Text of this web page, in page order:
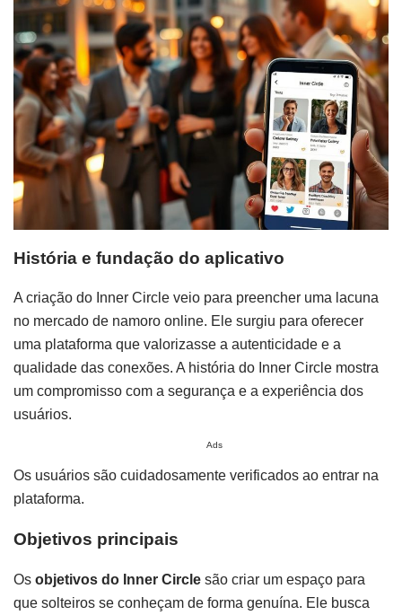
História e fundação do aplicativo
A criação do Inner Circle veio para preencher uma lacuna
no mercado de namoro online. Ele surgiu para oferecer
uma plataforma que valorizasse a autenticidade e a
qualidade das conexões. A história do Inner Circle mostra
um compromisso com a segurança e a experiência dos
usuários.
Ads
Os usuários são cuidadosamente verificados ao entrar na
plataforma.
Objetivos principais
Os objetivos do Inner Circle são criar um espaço para
que solteiros se conheçam de forma genuína. Ele busca